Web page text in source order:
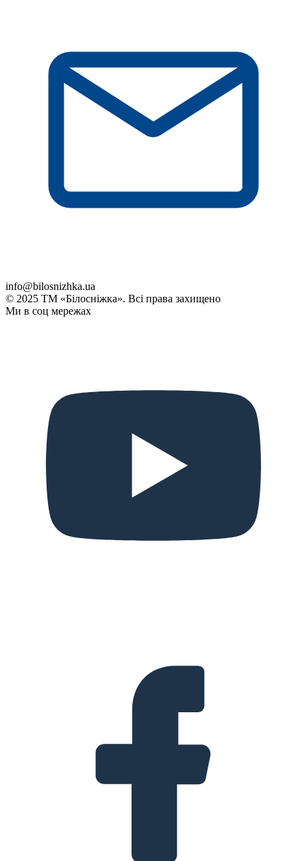
info@bilosnizhka.ua
© 2025 ТМ «Білосніжка». Всі права захищено
Ми в соц мережах